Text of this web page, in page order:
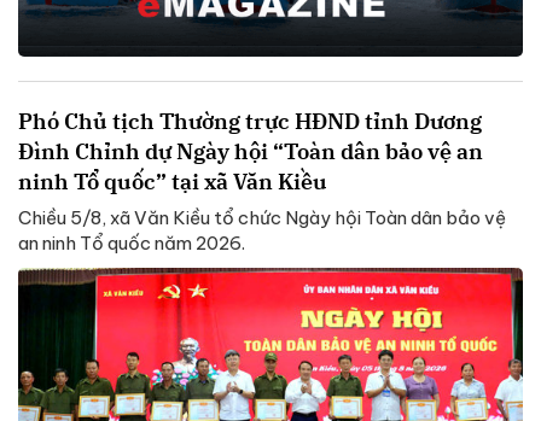
Phó Chủ tịch Thường trực HĐND tỉnh Dương
Đình Chỉnh dự Ngày hội “Toàn dân bảo vệ an
ninh Tổ quốc” tại xã Văn Kiều
Chiều 5/8, xã Văn Kiều tổ chức Ngày hội Toàn dân bảo vệ
an ninh Tổ quốc năm 2026.